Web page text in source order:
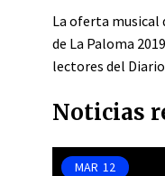
La oferta musical
de La Paloma
lectores del
Noticias
MAR 12